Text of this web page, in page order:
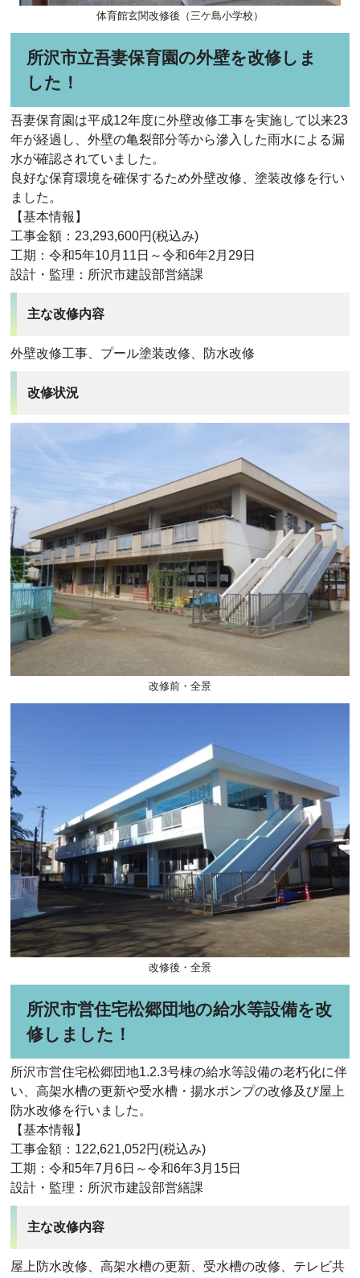
体育館玄関改修後（三ケ島小学校）
所沢市立吾妻保育園の外壁を改修しま
した！
吾妻保育園は平成12年度に外壁改修工事を実施して以来23
年が経過し、外壁の亀裂部分等から滲入した雨水による漏
水が確認されていました。
良好な保育環境を確保するため外壁改修、塗装改修を行い
ました。
【基本情報】
工事金額：23,293,600円(税込み)
工期：令和5年10月11日～令和6年2月29日
設計・監理：所沢市建設部営繕課
主な改修内容
外壁改修工事、プール塗装改修、防水改修
改修状況
改修前・全景
改修後・全景
所沢市営住宅松郷団地の給水等設備を改
修しました！
所沢市営住宅松郷団地1.2.3号棟の給水等設備の老朽化に伴
い、高架水槽の更新や受水槽・揚水ポンプの改修及び屋上
防水改修を行いました。
【基本情報】
工事金額：122,621,052円(税込み)
工期：令和5年7月6日～令和6年3月15日
設計・監理：所沢市建設部営繕課
主な改修内容
屋上防水改修、高架水槽の更新、受水槽の改修、テレビ共